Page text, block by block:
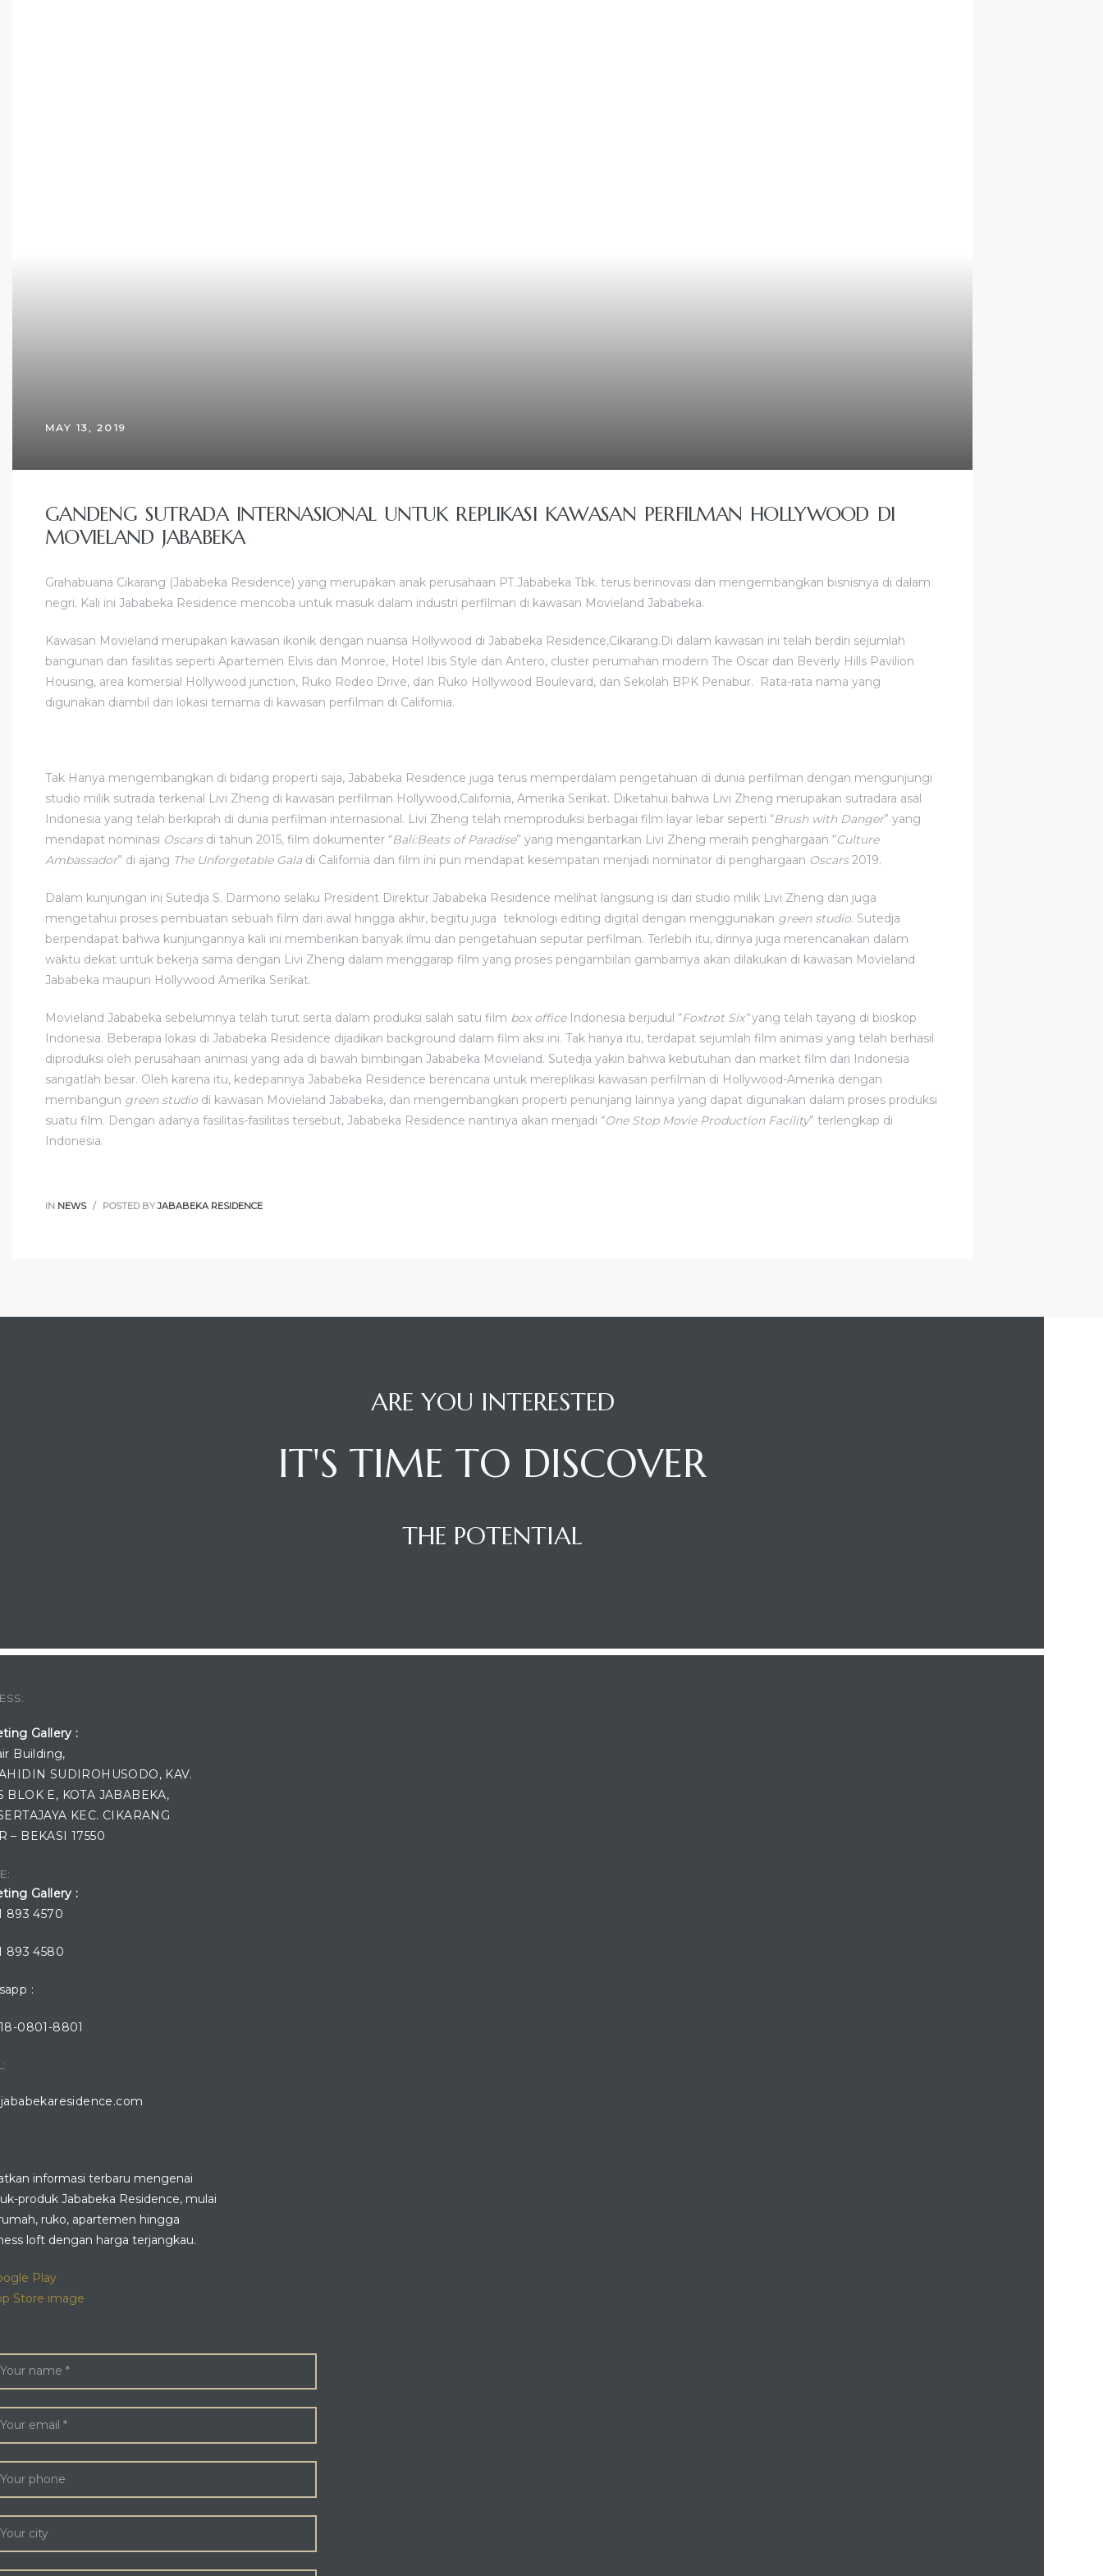
MAY 13, 2019
GANDENG SUTRADA INTERNASIONAL UNTUK REPLIKASI KAWASAN PERFILMAN HOLLYWOOD DI
MOVIELAND JABABEKA
Grahabuana Cikarang (Jababeka Residence) yang merupakan anak perusahaan PT.Jababeka Tbk. terus berinovasi dan mengembangkan bisnisnya di dalam
negri. Kali ini Jababeka Residence mencoba untuk masuk dalam industri perfilman di kawasan Movieland Jababeka.
Kawasan Movieland merupakan kawasan ikonik dengan nuansa Hollywood di Jababeka Residence,Cikarang.Di dalam kawasan ini telah berdiri sejumlah
bangunan dan fasilitas seperti Apartemen Elvis dan Monroe, Hotel Ibis Style dan Antero, cluster perumahan modern The Oscar dan Beverly Hills Pavilion
Housing, area komersial Hollywood junction, Ruko Rodeo Drive, dan Ruko Hollywood Boulevard, dan Sekolah BPK Penabur. Rata-rata nama yang
digunakan diambil dari lokasi ternama di kawasan perfilman di California.
Tak Hanya mengembangkan di bidang properti saja, Jababeka Residence juga terus memperdalam pengetahuan di dunia perfilman dengan mengunjungi
studio milik sutrada terkenal Livi Zheng di kawasan perfilman Hollywood,California, Amerika Serikat. Diketahui bahwa Livi Zheng merupakan sutradara asal
Indonesia yang telah berkiprah di dunia perfilman internasional. Livi Zheng telah memproduksi berbagai film layar lebar seperti “Brush with Danger” yang
mendapat nominasi Oscarsdi tahun 2015, film dokumenter “Bali:Beats of Paradise” yang mengantarkan Livi Zheng meraih penghargaan “Culture
Ambassador” di ajang The Unforgetable Gala di California dan film ini pun mendapat kesempatan menjadi nominator di penghargaan Oscars2019.
Dalam kunjungan ini Sutedja S. Darmono selaku President Direktur Jababeka Residence melihat langsung isi dari studio milik Livi Zheng dan juga
mengetahui proses pembuatan sebuah film dari awal hingga akhir, begitu juga teknologi editing digital dengan menggunakan green studio. Sutedja
berpendapat bahwa kunjungannya kali ini memberikan banyak ilmu dan pengetahuan seputar perfilman. Terlebih itu, dirinya juga merencanakan dalam
waktu dekat untuk bekerja sama dengan Livi Zheng dalam menggarap film yang proses pengambilan gambarnya akan dilakukan di kawasan Movieland
Jababeka maupun Hollywood Amerika Serikat.
Movieland Jababeka sebelumnya telah turut serta dalam produksi salah satu film box officeIndonesia berjudul “Foxtrot Six”yang telah tayang di bioskop
Indonesia. Beberapa lokasi di Jababeka Residence dijadikan background dalam film aksi ini. Tak hanya itu, terdapat sejumlah film animasi yang telah berhasil
diproduksi oleh perusahaan animasi yang ada di bawah bimbingan Jababeka Movieland. Sutedja yakin bahwa kebutuhan dan market film dari Indonesia
sangatlah besar. Oleh karena itu, kedepannya Jababeka Residence berencana untuk mereplikasi kawasan perfilman di Hollywood-Amerika dengan
membangun green studio di kawasan Movieland Jababeka, dan mengembangkan properti penunjang lainnya yang dapat digunakan dalam proses produksi
suatu film. Dengan adanya fasilitas-fasilitas tersebut, Jababeka Residence nantinya akan menjadi “One Stop Movie Production Facility” terlengkap di
Indonesia.
IN NEWS POSTED BYJABABEKA RESIDENCE
ARE YOU INTERESTED
IT'S TIME TO DISCOVER
THE POTENTIAL
Gallery :
Building,
SUDIROHUSODO, KAV.
BLOK E, KOTA JABABEKA,
KEC. CIKARANG
– BEKASI 17550
Gallery :
893 4570
893 4580
:
0801-8801
informasi terbaru mengenai
produk Jababeka Residence, mulai
ruko, apartemen hingga
loft dengan harga terjangkau.